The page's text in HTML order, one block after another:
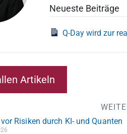
Neueste Beiträge
Q-Day wird zur
Artikeln
Risiken durch KI- und Quanten